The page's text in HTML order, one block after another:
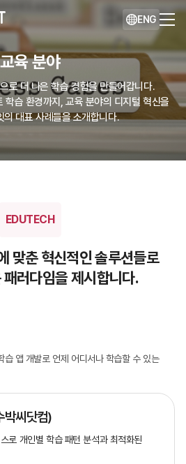
ENG
교육 분야
로 더 나은 학습 경험을 만들어갑니다.
학습 환경까지, 교육 분야의 디지털 혁신을
의 대표 사례들을 소개합니다.
EDUTECH
맞춘 혁신적인 솔루션들로
러다임을 제시합니다.
습 앱 개발로 언제 어디서나 학습할 수 있는
박씨닷컴)
로 개인별 학습 패턴 분석과 최적화된